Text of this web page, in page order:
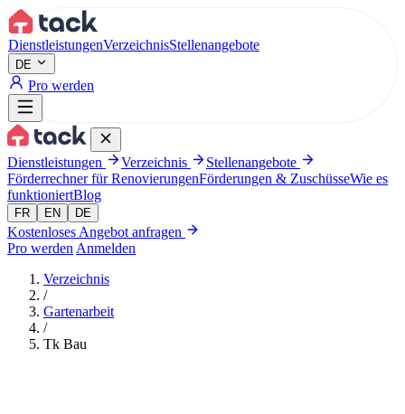
Aller au contenu principal
DienstleistungenVerzeichnisStellenangebote
DE
Pro werden
Dienstleistungen Verzeichnis
Stellenangebote
Förderrechner für RenovierungenFörderungen & ZuschüsseWie es
funktioniertBlog
FR EN DE
Kostenloses Angebot anfragen
Pro werden Anmelden
Verzeichnis
/
Gartenarbeit
/
Tk Bau